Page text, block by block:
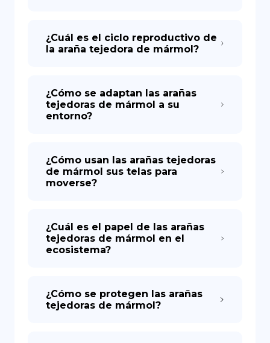
¿Cuál es el ciclo reproductivo de
la araña tejedora de mármol?
¿Cómo se adaptan las arañas
tejedoras de mármol a su
entorno?
¿Cómo usan las arañas tejedoras
de mármol sus telas para
moverse?
¿Cuál es el papel de las arañas
tejedoras de mármol en el
ecosistema?
¿Cómo se protegen las arañas
tejedoras de mármol?